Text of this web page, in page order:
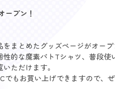
ープン！
をまとめたグッズページがオープ
的な魔素パトTシャツ、普段使
ただけます。
でもお買い上げできますので、ぜ